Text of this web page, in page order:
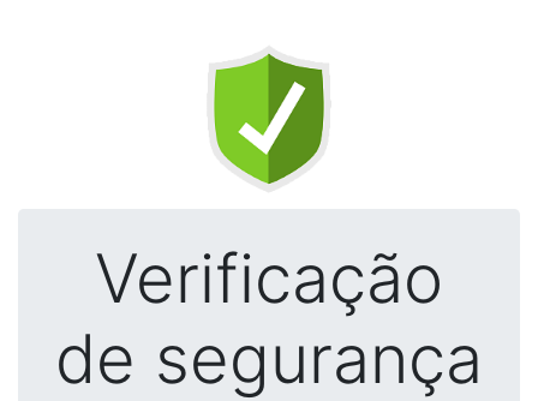
Verificação
de segurança